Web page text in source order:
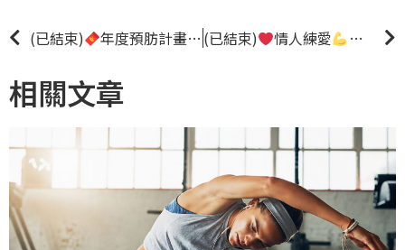
(已結束) 年度預肪計畫 首購折價$800元/堂 再送春節
(已結束) 情人練愛 限時優惠
相關文章